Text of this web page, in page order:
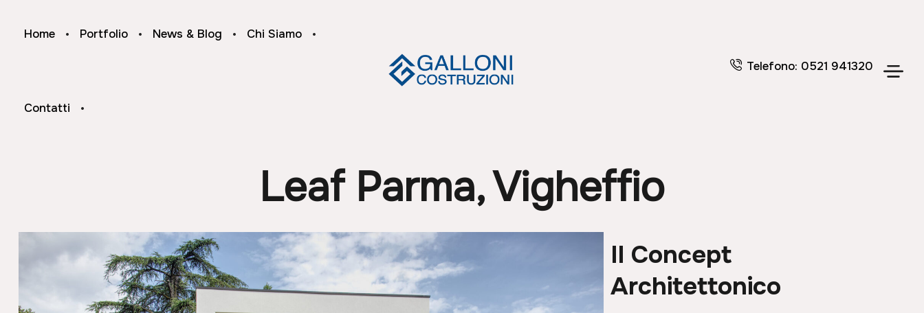
Home Portfolio News & Blog Chi Siamo
Contatti
Telefono: 0521 941320
Leaf Parma, Vigheffio
Il Concept
Architettonico